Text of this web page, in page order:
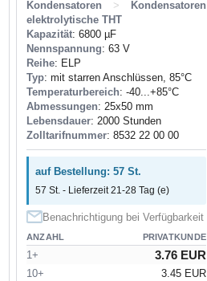
Kondensatoren
>
Kondensatoren
elektrolytische THT
Kapazität: 6800 µF
Nennspannung: 63 V
Reihe: ELP
Typ: mit starren Anschlüssen, 85°C
Temperaturbereich: -40...+85°C
Abmessungen: 25x50 mm
Lebensdauer: 2000 Stunden
Zolltarifnummer: 8532 22 00 00
auf Bestellung: 57 St.
57 St. - Lieferzeit 21-28 Tag (e)
Benachrichtigung bei Verfügbarkeit
ANZAHL PRIVATKUNDE
1+ 3.76 EUR
10+
3.45 EUR